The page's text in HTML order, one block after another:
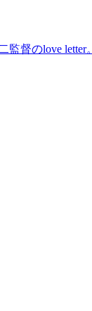
督のlove letter。